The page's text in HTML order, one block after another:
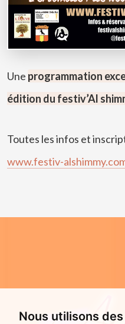
Nous utilisons
Une programmation
édition du festiv’Al
Toutes les infos et
www.festiv-